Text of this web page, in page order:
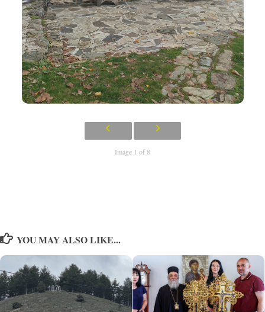
Image 1 of 8
YOU MAY ALSO LIKE...